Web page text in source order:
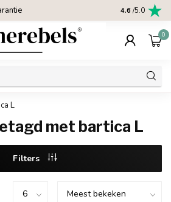
4.6 /5.0
0
L
met bartica L
Filters